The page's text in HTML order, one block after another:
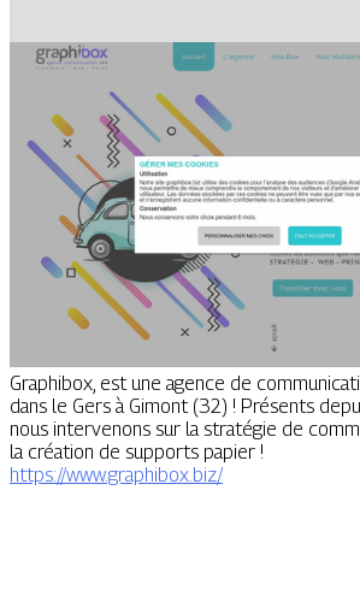
Graphibox, est une agence de
dans le Gers à Gimont (32) ! Présents
nous intervenons sur la stratégie de
la création de supports papier !
https://www.graphibox.biz/